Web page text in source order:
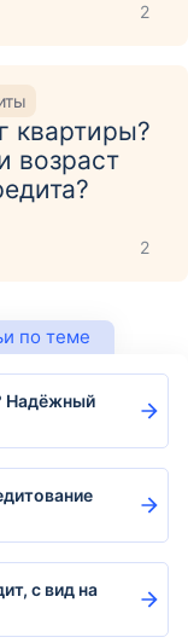
2
квартиры?
возраст
2
по теме
Надёжный
с вид на